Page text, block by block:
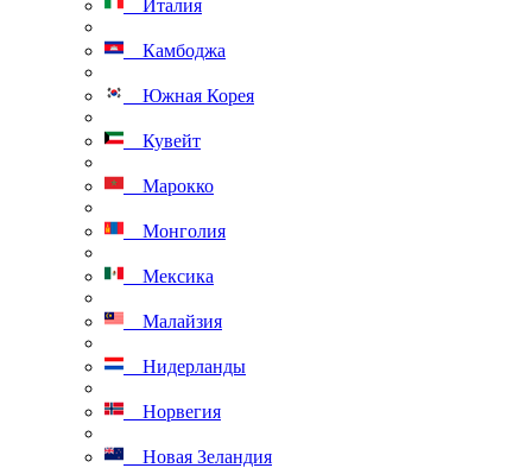
Италия
Камбоджа
Южная Корея
Кувейт
Марокко
Монголия
Мексика
Малайзия
Нидерланды
Норвегия
Новая Зеландия